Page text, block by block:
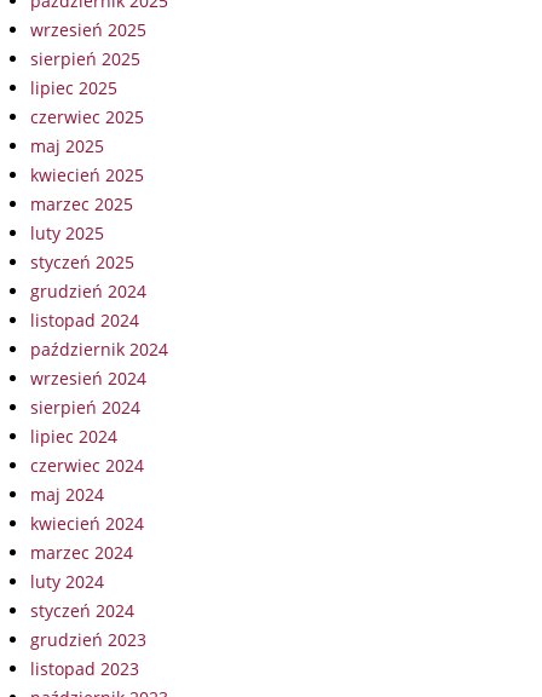
wrzesień 2025
sierpień 2025
lipiec 2025
czerwiec 2025
maj 2025
kwiecień 2025
marzec 2025
luty 2025
styczeń 2025
grudzień 2024
listopad 2024
październik 2024
wrzesień 2024
sierpień 2024
lipiec 2024
czerwiec 2024
maj 2024
kwiecień 2024
marzec 2024
luty 2024
styczeń 2024
grudzień 2023
listopad 2023